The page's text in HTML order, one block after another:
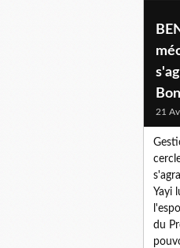
21
Yayi
du